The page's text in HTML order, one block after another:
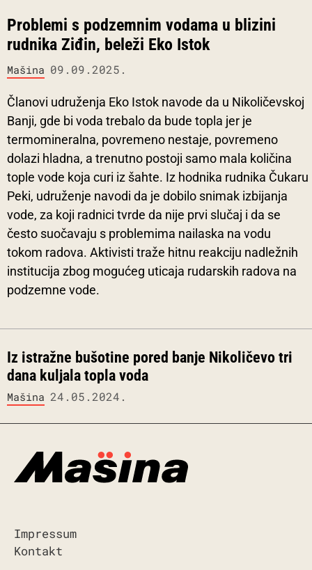
Problemi s podzemnim vodama u blizini
rudnika Ziđin, beleži Eko Istok
Mašina 09.09.2025.
Članovi udruženja Eko Istok navode da u Nikoličevskoj
Banji, gde bi voda trebalo da bude topla jer je
termomineralna, povremeno nestaje, povremeno
dolazi hladna, a trenutno postoji samo mala količina
tople vode koja curi iz šahte. Iz hodnika rudnika Čukaru
Peki, udruženje navodi da je dobilo snimak izbijanja
vode, za koji radnici tvrde da nije prvi slučaj i da se
često suočavaju s problemima nailaska na vodu
tokom radova. Aktivisti traže hitnu reakciju nadležnih
institucija zbog mogućeg uticaja rudarskih radova na
podzemne vode.
Iz istražne bušotine pored banje Nikoličevo tri
dana kuljala topla voda
Mašina 24.05.2024.
Impressum
Kontakt